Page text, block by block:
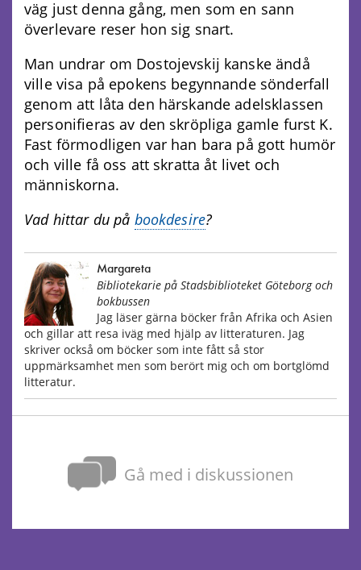
väg just denna gång, men som en sann
överlevare reser hon sig snart.
Man undrar om Dostojevskij kanske ändå
ville visa på epokens begynnande sönderfall
genom att låta den härskande adelsklassen
personifieras av den skröpliga gamle furst K.
Fast förmodligen var han bara på gott humör
och ville få oss att skratta åt livet och
människorna.
Vad hittar du på bookdesire?
Margareta
Bibliotekarie på Stadsbiblioteket Göteborg och
bokbussen
Jag läser gärna böcker från Afrika och Asien
och gillar att resa iväg med hjälp av litteraturen. Jag
skriver också om böcker som inte fått så stor
uppmärksamhet men som berört mig och om bortglömd
litteratur.
Gå med i diskussionen